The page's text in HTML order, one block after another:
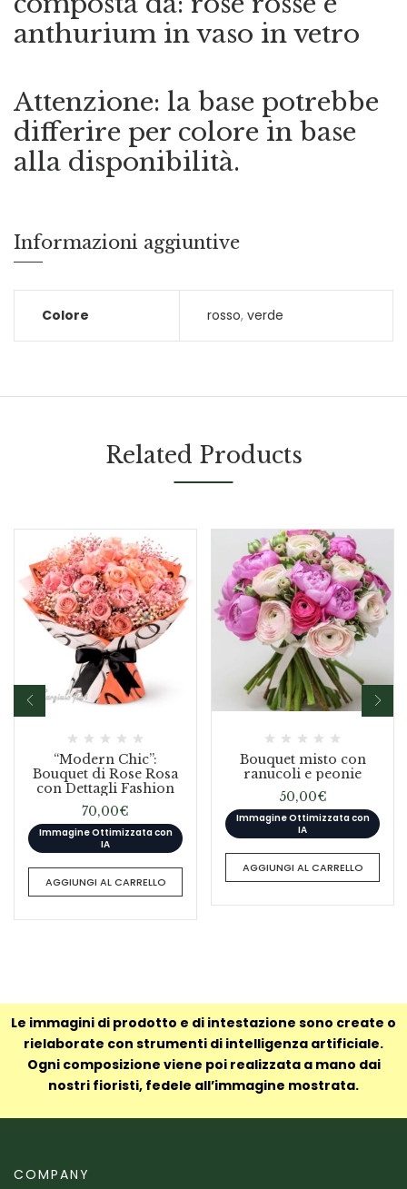
anthurium in vaso in vetro
Attenzione: la base potrebbe
differire per colore in base
alla disponibilità.
Informazioni aggiuntive
Colore rosso, verde
Related Products
“Modern Chic”:
Bouquet di Rose Rosa
con Dettagli Fashion
70,00€
Immagine Ottimizzata con
IA
AGGIUNGI AL CARRELLO
Bouquet misto con
ranucoli e peonie
50,00€
Immagine Ottimizzata con
IA
AGGIUNGI AL CARRELLO
Le immagini di prodotto e di intestazione sono create o
rielaborate con strumenti di intelligenza artificiale.
Ogni composizione viene poi realizzata a mano dai
nostri fioristi, fedele all’immagine mostrata.
COMPANY